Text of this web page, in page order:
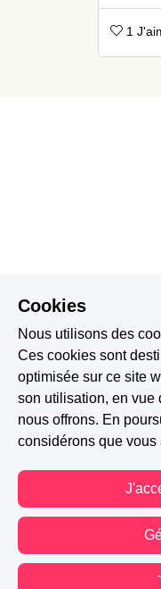
1
Cookies
Nous utilisons des
Ces cookies sont
optimisée sur ce site
son utilisation, en vue
nous offrons. En
considérons que vous